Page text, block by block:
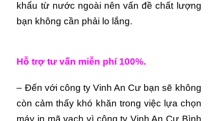
khẩu từ nước ngoài nên vấn đề chất lượng
bạn không cần phải lo lắng.
Hỗ trợ tư vấn miễn phí 100%.
– Đến với công ty Vinh An Cư bạn sẽ không
còn cảm thấy khó khăn trong việc lựa chọn
máy in mã vạch vì công ty Vinh An Cư Bình